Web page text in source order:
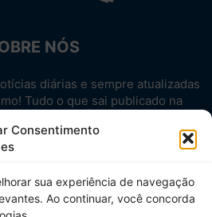
Consentimento
sua experiência de navegação
Ao continuar, você concorda
NÓS
diárias e sempre atualizadas
Tudo o que sai publicado na
Site não-oficial.
NOS